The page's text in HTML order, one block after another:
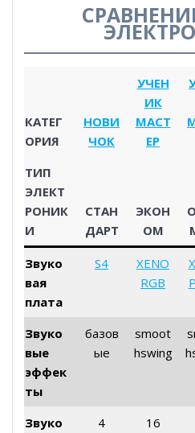
КАТЕГ
ОРИЯ
НОВИ
ЧОК
УЧЕН
ИК
МАСТ
ЕР
ТИП
ЭЛЕКТ
РОНИК
И
СТАН
ДАРТ
ЭКОН
ОМ
Звуко
вая
плата
S4
XENO
RGB
Звуко
вые
эффек
ты
базов
ые
smoot
hswing
Звуко
4 16